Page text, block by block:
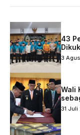
43
3
Wali
31